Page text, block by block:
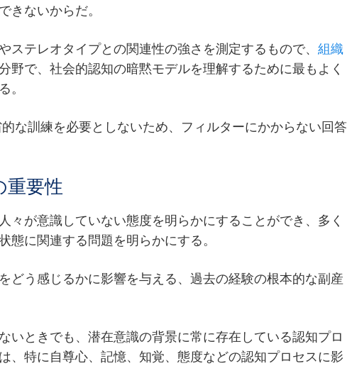
きないからだ。
ステレオタイプとの関連性の強さを測定するもので、 組織
野で、社会的認知の暗黙モデルを理解するために最もよく
。
な訓練を必要としないため、フィルターにかからない回答
重要性
々が意識していない態度を明らかにすることができ、多く
態に関連する問題を明らかにする。
どう感じるかに影響を与える、過去の経験の根本的な副産
いときでも、潜在意識の背景に常に存在している認知プロ
、特に自尊心、記憶、知覚、態度などの認知プロセスに影